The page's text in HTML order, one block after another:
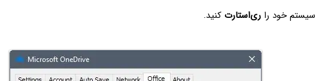
سیستم خود راری‌استارت کنید.